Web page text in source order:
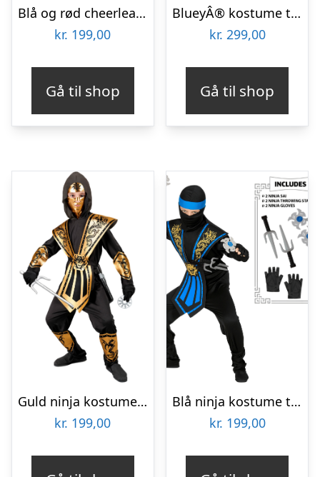
Blå og rød cheerleader kostume til børn
kr. 199,00
Gå til shop
BlueyÂ® kostume til børn
kr. 299,00
Gå til shop
Guld ninja kostume til børn
kr. 199,00
Blå ninja kostume til børn
kr. 199,00